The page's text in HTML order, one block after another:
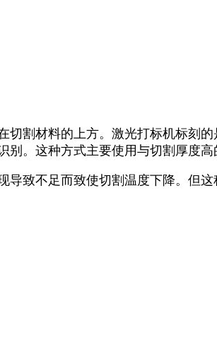
割材料的上方。激光打标机标刻
。这种方式主要使用与切割厚度高
导致不足而致使切割温度下降。但